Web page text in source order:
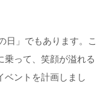
日」でもあります。こ
乗って、笑顔が溢れる
ベントを計画しまし